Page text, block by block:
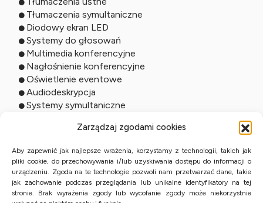
Zarządzaj zgodami cookies
Aby zapewnić jak najlepsze wrażenia, korzystamy z technologii, takich jak
pliki cookie, do przechowywania i/lub uzyskiwania dostępu do informacji o
urządzeniu. Zgoda na te technologie pozwoli nam przetwarzać dane, takie
jak zachowanie podczas przeglądania lub unikalne identyfikatory na tej
stronie. Brak wyrażenia zgody lub wycofanie zgody może niekorzystnie
Tłumaczenia symultaniczne
Diodowy ekran LED
Systemy do głosowań
Multimedia konferencyjne
Nagłośnienie konferencyjne
Oświetlenie eventowe
Audiodeskrypcja
Systemy symultaniczne
Usługi online
Tłumaczenia zdalne
Tłumaczenia ustne online
Studio online
Streaming wydarzeń